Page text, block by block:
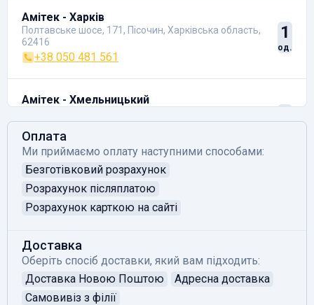
Амітек - Харків
Полтавське шосе, 171, Пісочин, Харківська область,
62416
+38 050 481 561
1
од.
Амітек - Хмельницький
область, 29018
+380 737 553 697
Оплата
Ми приймаємо оплату наступними способами:
Безготівковий розрахунок
Розрахунок післяплатою
Розрахунок карткою на сайті
Доставка
Оберіть спосіб доставки, який вам підходить:
Доставка Новою Поштою
Адресна доставка
Самовивіз з філії